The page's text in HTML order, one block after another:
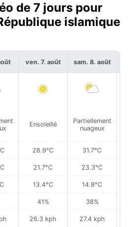
de 7 jours pour
islamique
ven. 7. août
Ensoleillé
28.9°C
21.7°C
13.4°C
41%
26.3 kph
sam. 8. août
Partiellement
nuageux
31.7°C
23.3°C
14.8°C
38%
27.4 kph